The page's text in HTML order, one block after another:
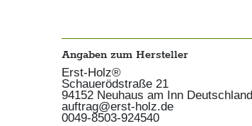
Angaben zum Hersteller
Erst-Holz®
Schauerödstraße 21
94152 Neuhaus am Inn Deutschland
auftrag@erst-holz.de
0049-8503-924540